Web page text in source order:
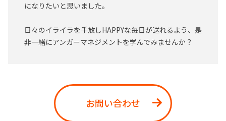
になりたいと思いました。
日々のイライラを手放しHAPPYな毎日が送れるよう、是
非一緒にアンガーマネジメントを学んでみませんか？
お問い合わせ